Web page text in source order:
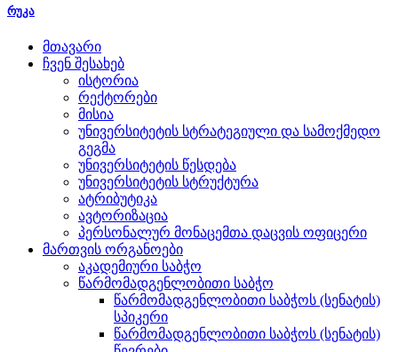
რუკა
მთავარი
ჩვენ შესახებ
ისტორია
რექტორები
მისია
უნივერსიტეტის სტრატეგიული და სამოქმედო
გეგმა
უნივერსიტეტის წესდება
უნივერსიტეტის სტრუქტურა
ატრიბუტიკა
ავტორიზაცია
პერსონალურ მონაცემთა დაცვის ოფიცერი
მართვის ორგანოები
აკადემიური საბჭო
წარმომადგენლობითი საბჭო
წარმომადგენლობითი საბჭოს (სენატის)
სპიკერი
წარმომადგენლობითი საბჭოს (სენატის)